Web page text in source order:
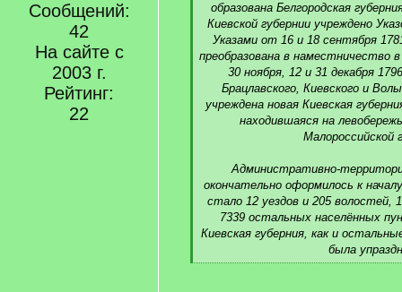
Сообщений:
42
На сайте с
2003 г.
Рейтинг:
22
образована Белгородская
Киевской губернии учреждено
Указами от 16 и 18 сентября
преобразована в наместничество
30 ноября, 12 и 31 декабря
Брацлавского, Киевского и
учреждена новая Киевская
находившаяся на
Малороссийской
Административно-
окончательно оформилось к
стало 12 уездов и 205 волостей,
7339 остальных населённых
Киевская губерния, как и
была
[